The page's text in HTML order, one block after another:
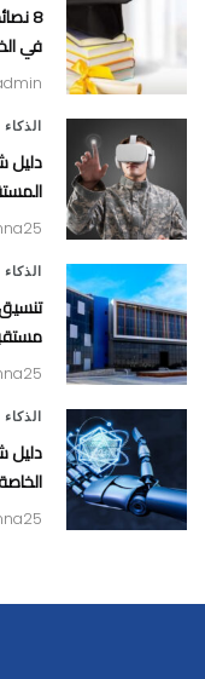
8
في
دليل